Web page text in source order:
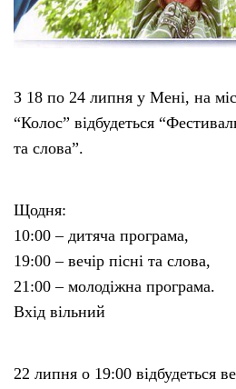
Підтримати «місцевих»
Етичний кодекс
З 18 по 24 липня у Мені, на
“Колос” відбудеться
та слова”.
Щодня:
10:00 – дитяча програма,
19:00 – вечір пісні та слова,
21:00 – молодіжна програма.
Вхід вільний
22 липня о 19:00 відбудеться